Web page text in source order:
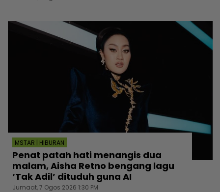
MSTAR | HIBURAN
Penat patah hati menangis dua
malam, Aisha Retno bengang lagu
‘Tak Adil’ dituduh guna AI
Jumaat, 7 Ogos 2026 1:30 PM